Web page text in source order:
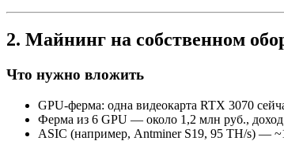
2. Майнинг на собственном
Что нужно вложить
GPU-ферма: одна видеокарта RTX 3070
Ферма из 6 GPU — около 1,2 млн руб., доход
ASIC (например, Antminer S19, 95 TH/s) —